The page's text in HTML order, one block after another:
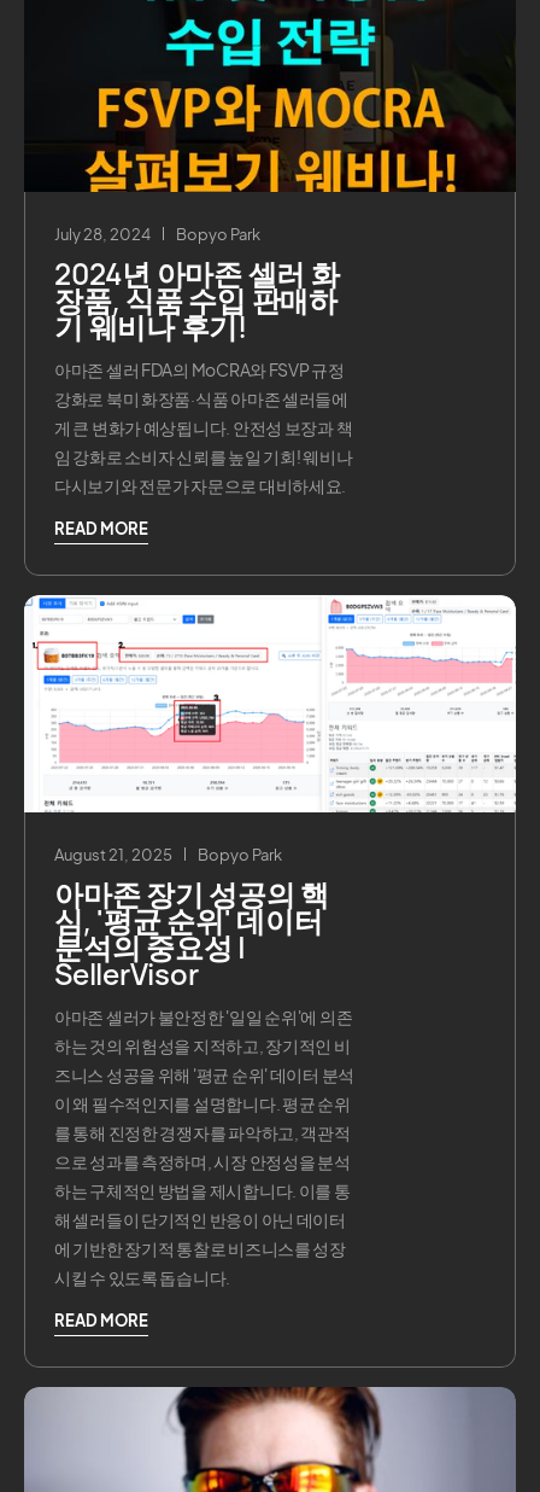
July 28, 2024 Bopyo Park
2024년 아마존 셀러 화
장품, 식품 수입 판매하
기 웨비나 후기!
아마존 셀러 FDA의 MoCRA와 FSVP 규정
강화로 북미 화장품·식품 아마존 셀러들에
게 큰 변화가 예상됩니다. 안전성 보장과 책
임 강화로 소비자 신뢰를 높일 기회! 웨비나
다시보기와 전문가 자문으로 대비하세요.
READ MORE
August 21, 2025 Bopyo Park
아마존 장기 성공의 핵
심, '평균 순위' 데이터
분석의 중요성 |
SellerVisor
아마존 셀러가 불안정한 '일일 순위'에 의존
하는 것의 위험성을 지적하고, 장기적인 비
즈니스 성공을 위해 '평균 순위' 데이터 분석
이 왜 필수적인지를 설명합니다. 평균 순위
를 통해 진정한 경쟁자를 파악하고, 객관적
으로 성과를 측정하며, 시장 안정성을 분석
하는 구체적인 방법을 제시합니다. 이를 통
해 셀러들이 단기적인 반응이 아닌 데이터
에 기반한 장기적 통찰로 비즈니스를 성장
시킬 수 있도록 돕습니다.
READ MORE